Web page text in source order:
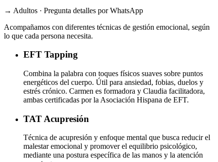
→ Adultos · Pregunta detalles por WhatsApp
Acompañamos con diferentes técnicas de gestión emocional, según
lo que cada persona necesita.
EFT Tapping
Combina la palabra con toques físicos suaves sobre puntos
energéticos del cuerpo. Útil para ansiedad, fobias, duelos y
estrés crónico. Carmen es formadora y Claudia facilitadora,
ambas certificadas por la Asociación Hispana de EFT.
TAT Acupresión
Técnica de acupresión y enfoque mental que busca reducir el
malestar emocional y promover el equilibrio psicológico,
mediante una postura específica de las manos y la atención